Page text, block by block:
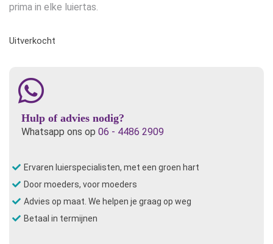
prima in elke luiertas.
Uitverkocht
Hulp of advies nodig?
Whatsapp ons op 06 - 4486 2909
Ervaren luierspecialisten, met een groen hart
Door moeders, voor moeders
Advies op maat. We helpen je graag op weg
Betaal in termijnen